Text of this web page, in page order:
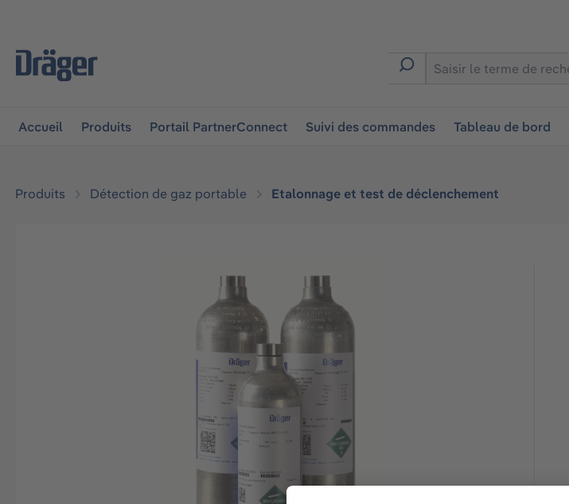
Accueil Produits Portail PartnerConnect Suivi des commandes Tableau de bord
Produits Détection de gaz portable Etalonnage et test de déclenchement